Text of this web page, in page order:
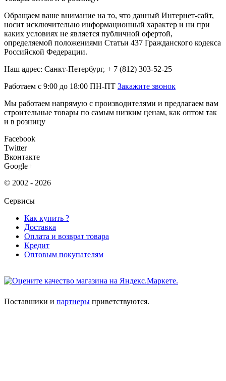
Обращаем ваше внимание на то, что данный Интернет-сайт,
носит исключительно информационный характер и ни при
каких условиях не является публичной офертой,
определяемой положениями Статьи 437 Гражданского кодекса
Российской Федерации.
Наш адрес: Санкт-Петербург, + 7 (812) 303-52-25
Работаем с 9:00 до 18:00 ПН-ПТ Закажите звонок
Мы работаем напрямую с производителями и предлагаем вам
строительные товары по самым низким ценам, как оптом так
и в розницу
Facebook
Twitter
Вконтакте
Google+
© 2002 - 2026
Сервисы
Как купить ?
Доставка
Оплата и возврат товара
Кредит
Оптовым покупателям
Поставшики и партнеры приветствуются.